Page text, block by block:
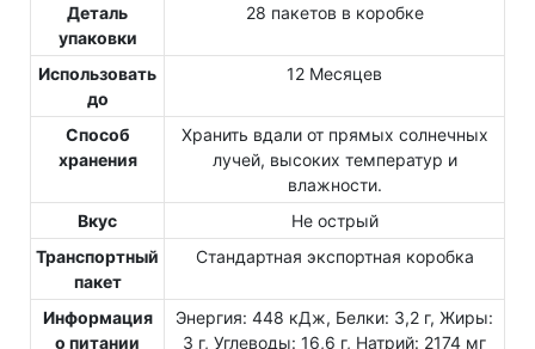
Деталь
упаковки
28 пакетов в коробке
Использовать
до
12 Месяцев
Способ
хранения
Хранить вдали от прямых солнечных
лучей, высоких температур и
влажности.
Вкус
Не острый
Транспортный
пакет
Стандартная экспортная коробка
Информация
о питании
Энергия: 448 кДж, Белки: 3,2 г, Жиры:
3 г, Углеводы: 16,6 г, Натрий: 2174 мг